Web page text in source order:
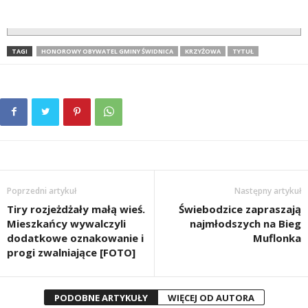
TAGI HONOROWY OBYWATEL GMINY ŚWIDNICA KRZYŻOWA TYTUŁ
Poprzedni artykuł
Tiry rozjeżdżały małą wieś.
Mieszkańcy wywalczyli
dodatkowe oznakowanie i
progi zwalniające [FOTO]
Następny artykuł
Świebodzice zapraszają
najmłodszych na Bieg
Muflonka
PODOBNE ARTYKUŁY WIĘCEJ OD AUTORA